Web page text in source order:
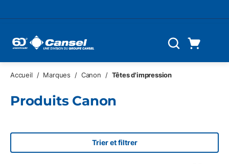
Recherche
Accueil / Marques / Canon / Têtes d'impression
Produits Canon
Trier et filtrer